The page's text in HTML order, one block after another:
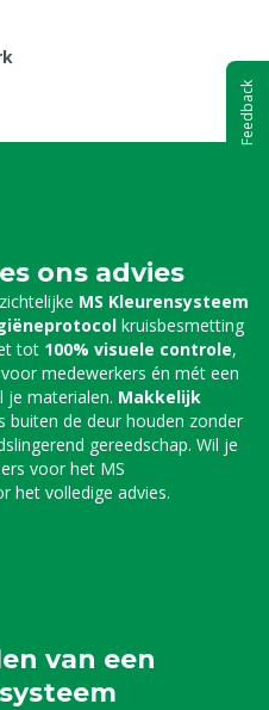
ons advies
MS Kleurensysteem
kruisbesmetting
tot 100% visuele controle,
medewerkers én mét een
je materialen. Makkelijk
buiten de deur houden zonder
gereedschap. Wil je
voor het MS
het volledige advies.
van een
Feedback